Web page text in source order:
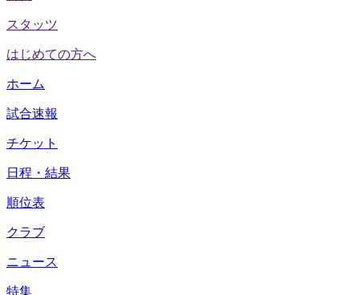
スタッツ
はじめての方へ
ホーム
試合速報
チケット
日程・結果
順位表
クラブ
ニュース
特集